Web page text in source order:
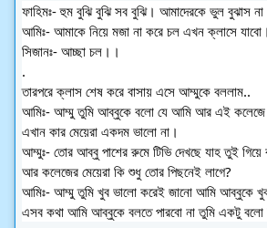
ফাহিমঃ- হুম বুঝি বুঝি সব বুঝি। আমাদেরকে ভুল বুঝাস
আমিঃ- আমাকে নিয়ে মজা না করে চল এখন ক্লাসে যাবো।
সিজানঃ- আচ্ছা চল।।
.
তারপরে ক্লাস শেষ করে বাসায় এসে আম্মুকে বললাম..
আমিঃ- আম্মু তুমি আব্বুকে বলো যে আমি আর এই কলেজে
এখান কার মেয়েরা একদম ভালো না।
আম্মুঃ- তোর আব্বু পাশের রুমে টিভি দেখছে যাহ তুই গিয়ে
আর কলেজের মেয়েরা কি শুধু তোর পিছনেই লাগে?
আমিঃ- আম্মু তুমি খুব ভালো করেই জানো আমি আব্বুকে
এসব কথা আমি আব্বুকে বলতে পারবো না তুমি একটু